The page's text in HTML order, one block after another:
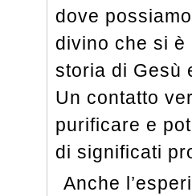
dove
divino che si è
storia di Gesù
Un contatto
purificare e
di significati
Anche